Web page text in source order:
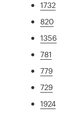
1732
820
1356
781
779
729
1924